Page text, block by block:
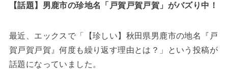
【話題】男鹿市の珍地名「戸賀戸賀戸賀」がバズり中！
最近、エックスで「【珍しい】秋田県男鹿市の地名『戸
賀戸賀戸賀』何度も繰り返す理由とは？」という投稿が
話題になっていました。